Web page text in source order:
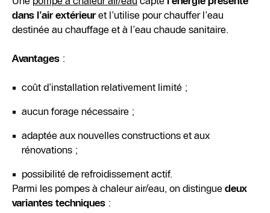
dans l’air extérieuret l’utilise pour chauffer l’eau
destinée au chauffage et à l’eau chaude sanitaire.
Avantages :
coût d’installation relativement limité ;
aucun forage nécessaire ;
adaptée aux nouvelles constructions et aux
rénovations ;
possibilité de refroidissement actif.
Parmi les pompes à chaleur air/eau, on distingue deux
variantes techniques :